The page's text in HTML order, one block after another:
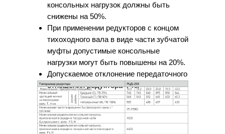
консольных нагрузок должны быть
снижены на 50%.
При применении редукторов с концом
тихоходного вала в виде части зубчатой
муфты допустимые консольные
нагрузки могут быть повышены на 20%.
Допускаемое отклонение передаточного
отношения редуктора 4 %.